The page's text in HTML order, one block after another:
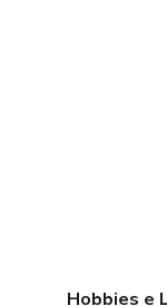
Hobbies e